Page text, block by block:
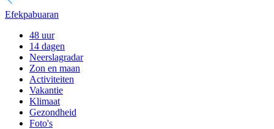
Efekpabuaran
48 uur
14 dagen
Neerslagradar
Zon en maan
Activiteiten
Vakantie
Klimaat
Gezondheid
Foto's